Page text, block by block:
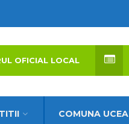
COMUNA UCEA
OFICIAL LOCAL